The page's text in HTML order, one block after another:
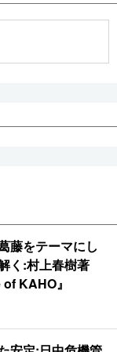
藤をテーマにし
く:村上春樹著
of KAHO』